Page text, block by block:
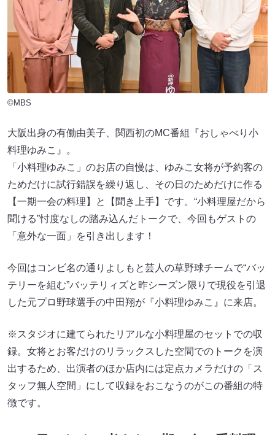
©MBS
大阪出身の有働由美子、関西初のMC番組『おしゃべり小
料理ゆみこ』。
「小料理ゆみこ」のお店の自慢は、ゆみこ女将が予約客の
ためだけに試行錯誤を繰り返し、その日のためだけに作る
【一期一会の料理】と【聞き上手】です。“小料理屋だから
聞ける”忖度なしの踏み込んだトークで、今回もゲストの
「意外な一面」を引き出します！
今回はコンビ名の通りよしもと芸人の草野球チームで“バッ
テリーを組む”バッテリィズと昨シーズン限りで現役を引退
した元プロ野球選手の中田翔が『小料理ゆみこ』に来店。
※スタジオに建てられたリアルな小料理屋のセットでの収
録。女将とお客だけのリラックスした空間でのトークを演
出するため、出演者のほか店内には定点カメラだけの「ス
タッフ無人空間」にして収録をおこなうのがこの番組の特
徴です。